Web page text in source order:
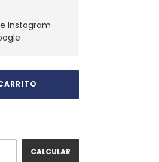
Instagram
CALCULAR